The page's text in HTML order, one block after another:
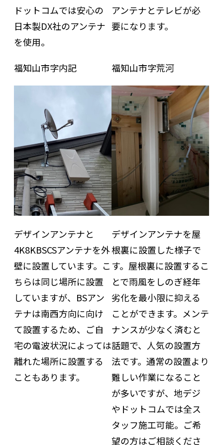
ドットコムでは安心の
日本製DX社のアンテナ
を使用。
アンテナとテレビが必
要になります。
福知山市字内記
デザインアンテナと
4K8KBSCSアンテナを外
壁に設置しています。こ
ちらは同じ場所に設置
していますが、BSアン
テナは南西方向に向け
て設置するため、ご自
宅の電波状況によっては
離れた場所に設置する
こともあります。
福知山市字荒河
デザインアンテナを屋
根裏に設置した様子で
す。屋根裏に設置するこ
とで雨風をしのぎ経年
劣化を最小限に抑える
ことができます。メンテ
ナンスが少なく済むと
話題で、人気の設置方
法です。通常の設置より
難しい作業になること
が多いですが、地デジ
やドットコムでは全ス
タッフ施工可能。ご希
望の方はご相談くださ